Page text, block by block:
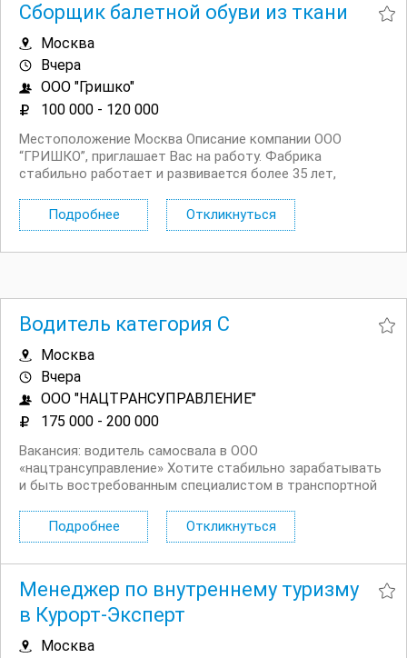
Сборщик балетной обуви из ткани
Москва
Вчера
ООО "Гришко"
100 000 - 120 000
Местоположение Москва Описание компании ООО
“ГРИШКО”, приглашает Вас на работу. Фабрика
стабильно работает и развивается более 35 лет,
по адресу: г. Москва, проезд завода Серп и Молот, д. 2
корп.4 (метро Авиамоторная, Площадь Ильича,...
Подробнее Откликнуться
Водитель категория С
Москва
Вчера
ООО "НАЦТРАНСУПРАВЛЕНИЕ"
175 000 - 200 000
Вакансия: водитель самосвала в ООО
«нацтрансуправление» Хотите стабильно зарабатывать
и быть востребованным специалистом в транспортной
команду опытного водителя категории C — мы ценим
профессионализм и создаём комфортные условия для
Подробнее Откликнуться
Менеджер по внутреннему туризму
в Курорт-Эксперт
Москва